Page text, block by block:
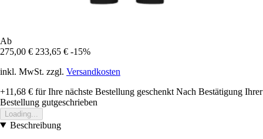
Ab
275,00 € 233,65 € -15%
inkl. MwSt. zzgl. Versandkosten
+11,68 € für Ihre nächste Bestellung geschenkt Nach Bestätigung Ihrer
Bestellung gutgeschrieben
Loading...
Beschreibung